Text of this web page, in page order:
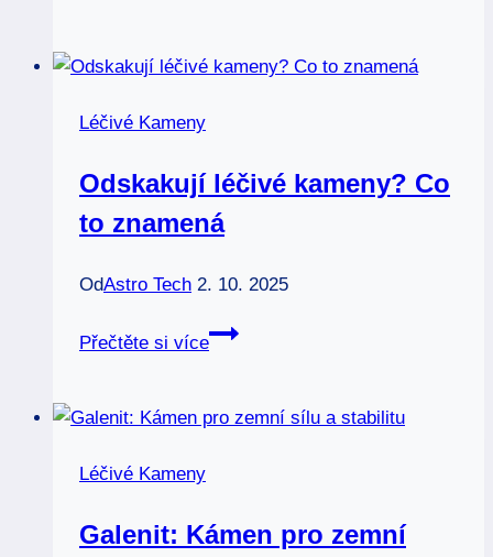
kameny
Léčivé Kameny
Odskakují léčivé kameny? Co
to znamená
OdAstro Tech 2. 10. 2025
Přečtěte si více
Odskakují
Co
Léčivé Kameny
Galenit: Kámen pro zemní